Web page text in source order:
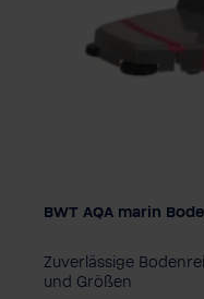
BWT AQA marin
Zuverlässige
und Größen